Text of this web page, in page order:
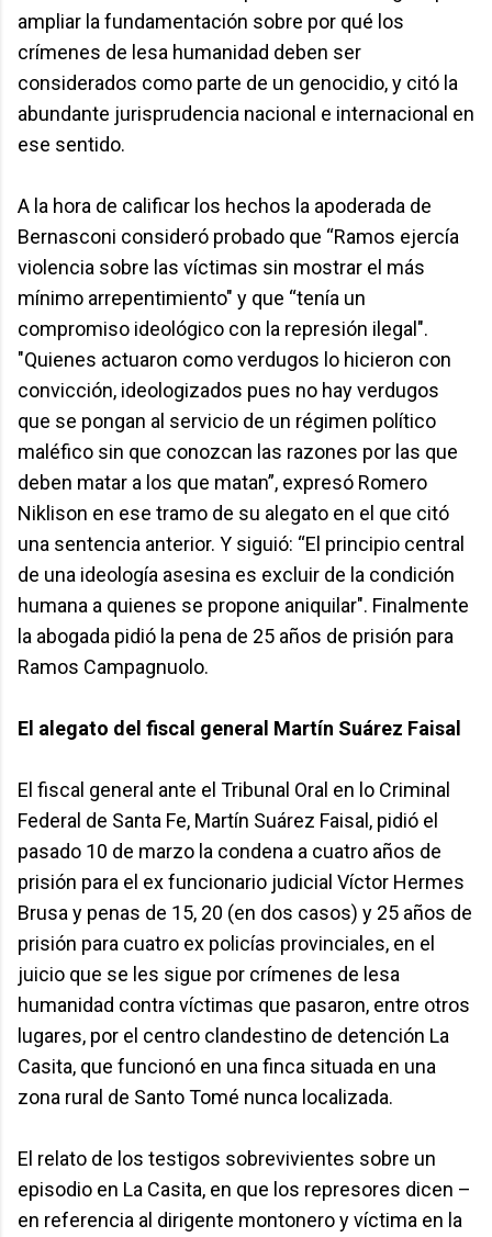
ampliar la fundamentación sobre por qué los
crímenes de lesa humanidad deben ser
considerados como parte de un genocidio, y citó la
abundante jurisprudencia nacional e internacional en
ese sentido.
A la hora de calificar los hechos la apoderada de
Bernasconi consideró probado que “Ramos ejercía
violencia sobre las víctimas sin mostrar el más
mínimo arrepentimiento" y que “tenía un
compromiso ideológico con la represión ilegal".
"Quienes actuaron como verdugos lo hicieron con
convicción, ideologizados pues no hay verdugos
que se pongan al servicio de un régimen político
maléfico sin que conozcan las razones por las que
deben matar a los que matan”, expresó Romero
Niklison en ese tramo de su alegato en el que citó
una sentencia anterior. Y siguió: “El principio central
de una ideología asesina es excluir de la condición
humana a quienes se propone aniquilar". Finalmente
la abogada pidió la pena de 25 años de prisión para
Ramos Campagnuolo.
El alegato del fiscal general Martín Suárez Faisal
El fiscal general ante el Tribunal Oral en lo Criminal
Federal de Santa Fe, Martín Suárez Faisal, pidió el
pasado 10 de marzo la condena a cuatro años de
prisión para el ex funcionario judicial Víctor Hermes
Brusa y penas de 15, 20 (en dos casos) y 25 años de
prisión para cuatro ex policías provinciales, en el
juicio que se les sigue por crímenes de lesa
humanidad contra víctimas que pasaron, entre otros
lugares, por el centro clandestino de detención La
Casita, que funcionó en una finca situada en una
zona rural de Santo Tomé nunca localizada.
El relato de los testigos sobrevivientes sobre un
episodio en La Casita, en que los represores dicen –
en referencia al dirigente montonero y víctima en la